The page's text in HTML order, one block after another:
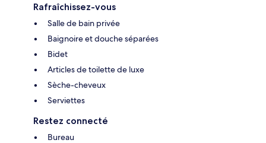
Rafraîchissez-vous
Salle de bain privée
Baignoire et douche séparées
Bidet
Articles de toilette de luxe
Sèche-cheveux
Serviettes
Restez connecté
Bureau